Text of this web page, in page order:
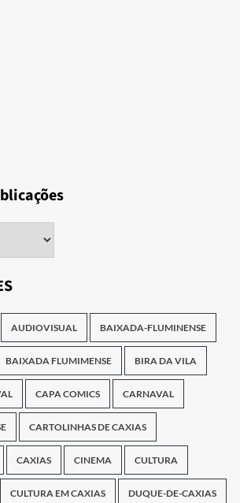
AUDIOVISUAL BAIXADA-FLUMINENSE
BAIXADA FLUMIMENSE BIRA DA VILA
CAPA COMICS CARNAVAL
CARTOLINHAS DE CAXIAS
CAXIAS CINEMA CULTURA
CULTURA EM CAXIAS DUQUE-DE-CAXIAS